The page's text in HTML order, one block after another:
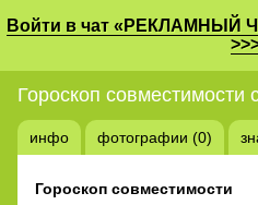
Войти в чат «РЕКЛАМНЫЙ
Гороскоп совместимости
инфо фотографии (0)
Гороскоп совместимости